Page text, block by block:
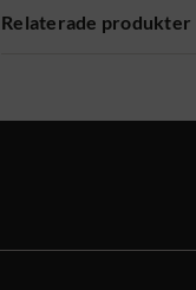
Relaterade produkter